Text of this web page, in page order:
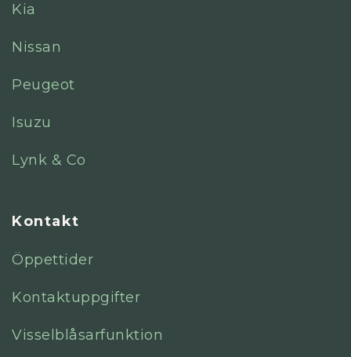
Kia
Nissan
Peugeot
Isuzu
Lynk & Co
Kontakt
Öppettider
Kontaktuppgifter
Visselblåsarfunktion